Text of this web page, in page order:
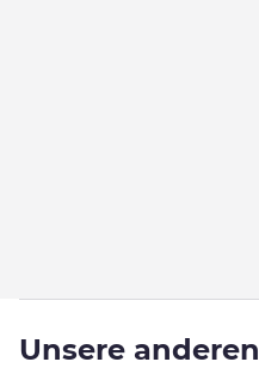
Unsere anderen